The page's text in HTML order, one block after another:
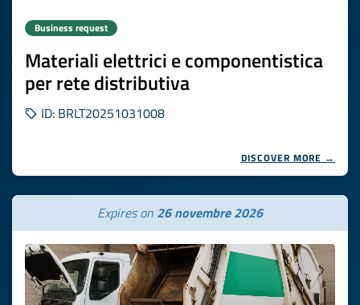
Business request
Materiali elettrici e componentistica
per rete distributiva
ID: BRLT20251031008
DISCOVER MORE →
Expires on 26 novembre 2026